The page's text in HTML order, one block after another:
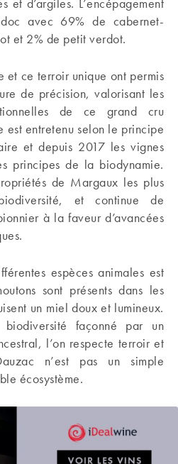
avec 69% de cabernet-
et 2% de petit verdot.
et ce terroir unique ont permis
de précision, valorisant les
de ce grand cru
est entretenu selon le principe
et depuis 2017 les vignes
principes de la biodynamie.
de Margaux les plus
et continue de
à la faveur d’avancées
espèces animales est
sont présents dans les
un miel doux et lumineux.
façonné par un
l’on respecte terroir et
n’est pas un simple
écosystème.